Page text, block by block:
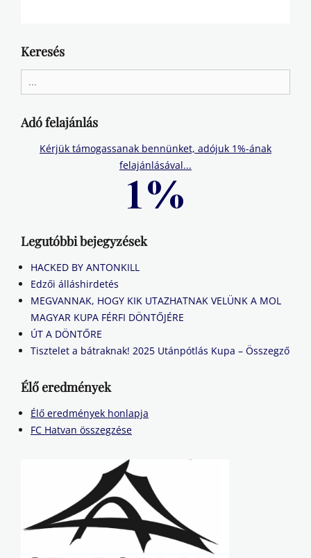
Keresés
for:
Adó felajánlás
Kérjük támogassanak bennünket, adójuk 1%-ának
felajánlásával...
Legutóbbi bejegyzések
HACKED BY ANTONKILL
Edzői álláshirdetés
MEGVANNAK, HOGY KIK UTAZHATNAK VELÜNK A MOL
MAGYAR KUPA FÉRFI DÖNTŐJÉRE
ÚT A DÖNTŐRE
Tisztelet a bátraknak! 2025 Utánpótlás Kupa – Összegző
Élő eredmények
Élő eredmények honlapja
FC Hatvan összegzése